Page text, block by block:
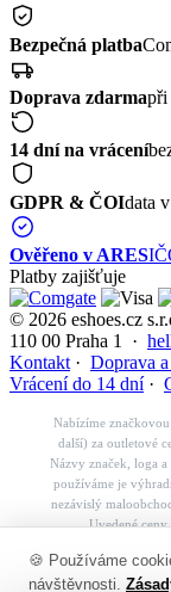
Bezpečná platba
Doprava zdarmapři
14 dní na vrácení
GDPR & ČOIdata
Ověřeno v ARES
Platby zajišťuje
© 2026 eshoes.cz
110 00 Praha 1 ·
Kontakt· Doprava
Vrácení do 14 dní ·
Nabízíme
další) za outletové
Názvy značek, loga
používáme je
nezávislý
Uvedené
✕🍪 Používáme
návštěvnosti.